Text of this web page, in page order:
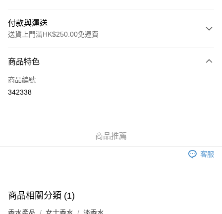
付款與運送
送貨上門滿HK$250.00免運費
信用卡
Apple Pay
付款後門市自取，訂單確認後2-4個工作天到店，7天內取。逾期後
商品特色
商品編號
342338
商品推薦
客服
商品相關分類 (1)